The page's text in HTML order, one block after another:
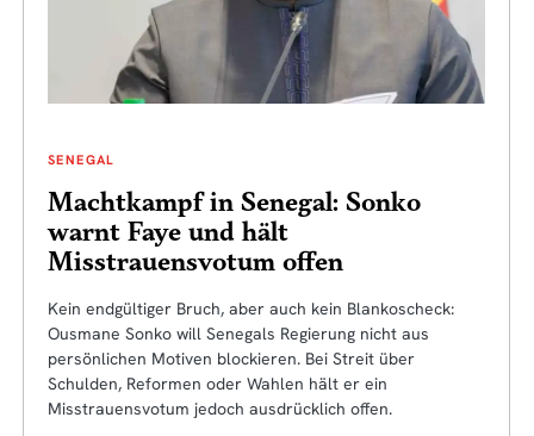
SENEGAL
Machtkampf in Senegal: Sonko
warnt Faye und hält
Misstrauensvotum offen
Kein endgültiger Bruch, aber auch kein Blankoscheck:
Ousmane Sonko will Senegals Regierung nicht aus
persönlichen Motiven blockieren. Bei Streit über
Schulden, Reformen oder Wahlen hält er ein
Misstrauensvotum jedoch ausdrücklich offen.